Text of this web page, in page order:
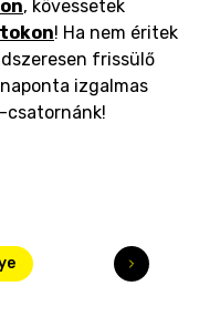
, kövessetek
! Ha nem éritek
frissülő
izgalmas
-csatornánk!